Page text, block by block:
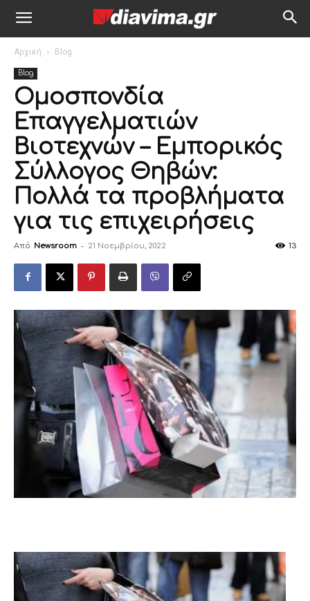
Αρχική Blog
Blog
Ομοσπονδία
Επαγγελματιών
Βιοτεχνών – Εμπορικός
Σύλλογος Θηβών:
Πολλά τα προβλήματα
για τις επιχειρήσεις
Από Newsroom - 21 Νοεμβρίου, 2022 13